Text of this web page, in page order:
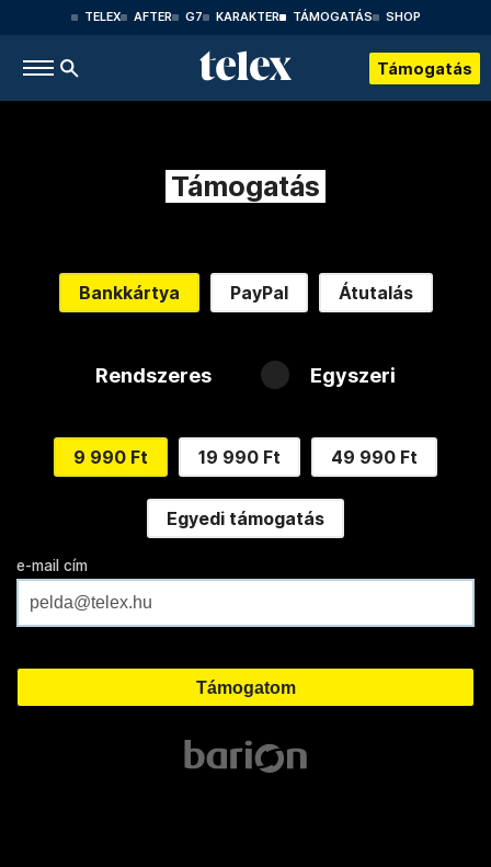
TELEX AFTER G7 KARAKTER TÁMOGATÁS SHOP
Támogatás
Támogatás
Bankkártya PayPal Átutalás
Rendszeres Egyszeri
9 990 Ft 19 990 Ft 49 990 Ft
Egyedi támogatás
e-mail cím